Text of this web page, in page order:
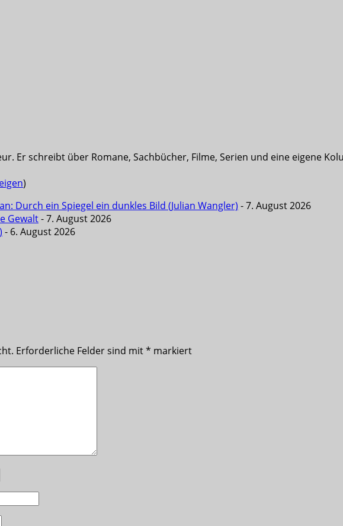
Er schreibt über Romane, Sachbücher, Filme, Serien und eine eigene
)
Durch ein Spiegel ein dunkles Bild (Julian Wangler) - 7. August 2026
Gewalt- 7. August 2026
- 6. August 2026
Erforderliche Felder sind mit* markiert